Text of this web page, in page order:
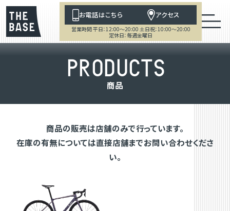
お電話はこちら アクセス
営業時間 平日：12:00～20:00 土日祝：10:00～20:00
定休日：毎週金曜日
PRODUCTS
商品
商品の販売は店舗のみで行っています。
在庫の有無については直接店舗までお問い合わせくださ
い。